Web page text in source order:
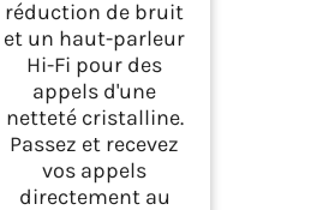
réduction de bruit
et un haut-parleur
Hi-Fi pour des
appels d'une
netteté cristalline.
Passez et recevez
vos appels
directement au